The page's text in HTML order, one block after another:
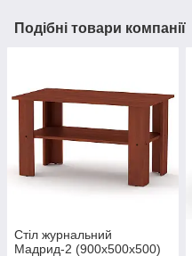
Подібні товари компанії
Стіл журнальний
Мадрид-2 (900х500х500)